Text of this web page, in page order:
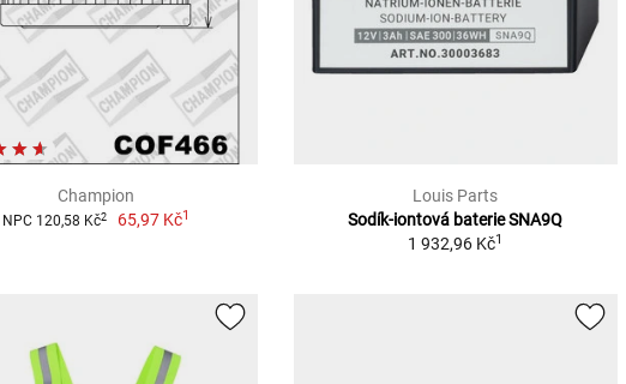
Champion
NPC 120,58 Kč2 65,97 Kč1
Louis Parts
Sodík-iontová baterie SNA9Q
1 932,96 Kč1